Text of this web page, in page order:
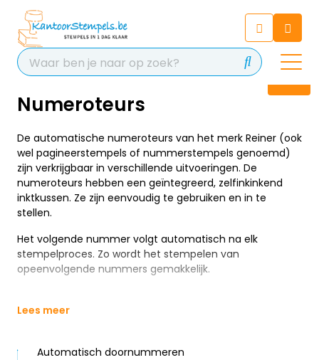
Chat 24/7 met onze chatbot
voor hulp
Contact
Numeroteurs
De automatische numeroteurs van het merk Reiner (ook
wel pagineerstempels of nummerstempels genoemd)
zijn verkrijgbaar in verschillende uitvoeringen. De
numeroteurs hebben een geïntegreerd, zelfinkinkend
inktkussen. Ze zijn eenvoudig te gebruiken en in te
stellen.
Het volgende nummer volgt automatisch na elk
stempelproces. Zo wordt het stempelen van
opeenvolgende nummers gemakkelijk.
Lees meer
Automatisch doornummeren